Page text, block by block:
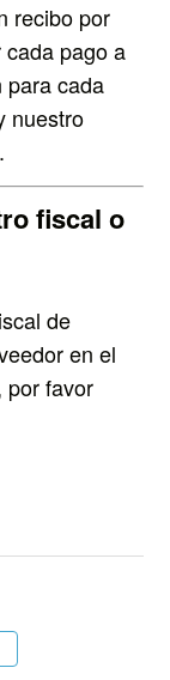
recibo por
pago a
para cada
nuestro
fiscal o
de
en el
por favor